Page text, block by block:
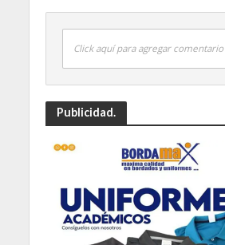
Click aquí para agregar comentario
Publicidad.